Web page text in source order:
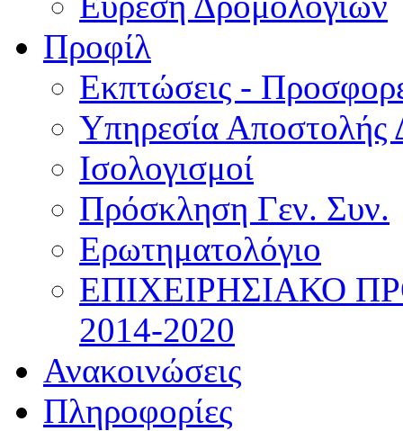
Προφίλ
Εκπτώσεις -
Υπηρεσία Αποστολής
Ισολογισμοί
Πρόσκληση Γεν. Συν.
Ερωτηματολόγιο
ΕΠΙΧΕΙΡΗΣΙΑΚΟ
2014-2020
Ανακοινώσεις
Πληροφορίες